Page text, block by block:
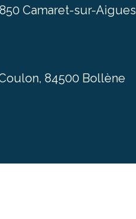
Camaret-sur-Aigues
84500 Bollène